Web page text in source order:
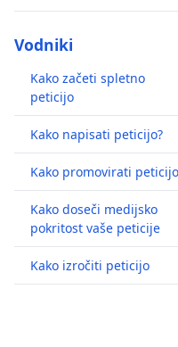
Vodniki
Kako začeti spletno
peticijo
Kako napisati peticijo?
Kako promovirati
Kako doseči medijsko
pokritost vaše peticije
Kako izročiti peticijo